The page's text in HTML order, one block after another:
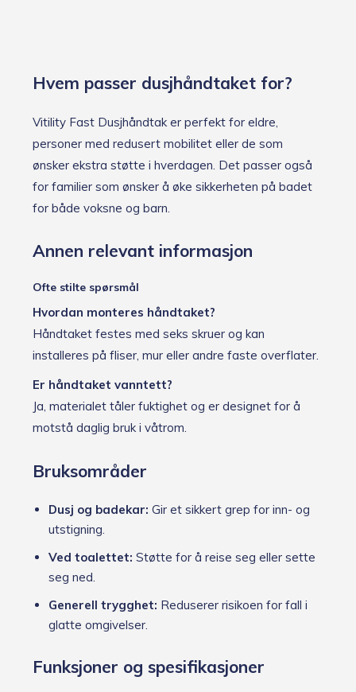
Hvem passer dusjhåndtaket for?
Vitility Fast Dusjhåndtak er perfekt for eldre,
personer med redusert mobilitet eller de som
ønsker ekstra støtte i hverdagen. Det passer også
for familier som ønsker å øke sikkerheten på badet
for både voksne og barn.
Annen relevant informasjon
Ofte stilte spørsmål
Hvordan monteres håndtaket?
Håndtaket festes med seks skruer og kan
installeres på fliser, mur eller andre faste overflater.
Er håndtaket vanntett?
Ja, materialet tåler fuktighet og er designet for å
motstå daglig bruk i våtrom.
Bruksområder
Dusj og badekar: Gir et sikkert grep for inn- og
utstigning.
Ved toalettet: Støtte for å reise seg eller sette
seg ned.
Generell trygghet: Reduserer risikoen for fall i
glatte omgivelser.
Funksjoner og spesifikasjoner